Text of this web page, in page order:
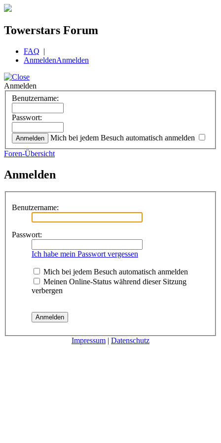
Towerstars Forum
FAQ |
AnmeldenAnmelden
Anmelden
Benutzername:
Passwort:
Mich bei jedem Besuch automatisch anmelden
Foren-Übersicht
Anmelden
Benutzername:
Passwort:
Ich habe mein Passwort vergessen
Mich bei jedem Besuch automatisch anmelden
Meinen Online-Status während dieser Sitzung
verbergen
Impressum | Datenschutz